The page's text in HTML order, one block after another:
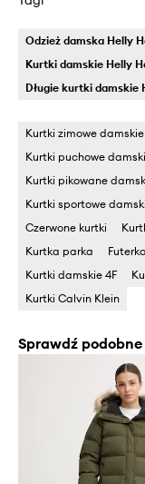
Odzież damska Helly
Kurtki damskie Helly
Długie kurtki damskie
Kurtki zimowe damskie
Kurtki puchowe
Kurtki pikowane
Kurtki sportowe
Czerwone kurtki
Kurtka parka
Kurtki damskie 4F
Kurtki Calvin Klein
Sprawdź